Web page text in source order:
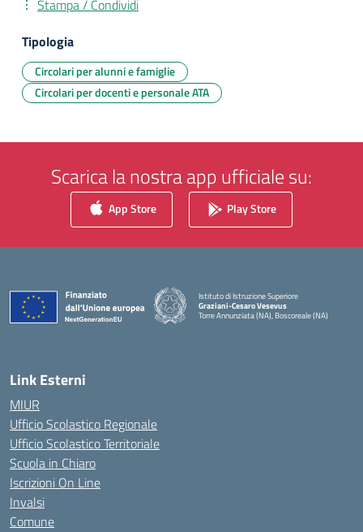
Stampa / Condividi
Tipologia
Circolari per alunni e famiglie
Circolari per docenti e personale ATA
Scarica la nostra app ufficiale su:
App Store Play Store
Istituto di Istruzione Superiore
Graziani-Cesaro Vesevus
Torre Annunziata (NA), Boscoreale (NA)
Link Esterni
MIUR
Ufficio Scolastico Regionale
Ufficio Scolastico Territoriale
Scuola in Chiaro
Iscrizioni On Line
Invalsi
Comune